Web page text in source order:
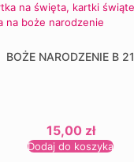
BOŻE NARODZENIE B 21
15,00 zł
Dodaj do koszyka